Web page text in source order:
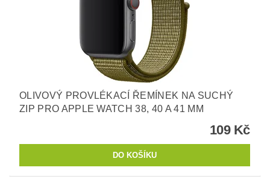
OLIVOVÝ PROVLÉKACÍ ŘEMÍNEK NA SUCHÝ
ZIP PRO APPLE WATCH 38, 40 A 41 MM
109 Kč